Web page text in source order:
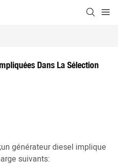
Dans La Sélection
générateur diesel implique
suivants: